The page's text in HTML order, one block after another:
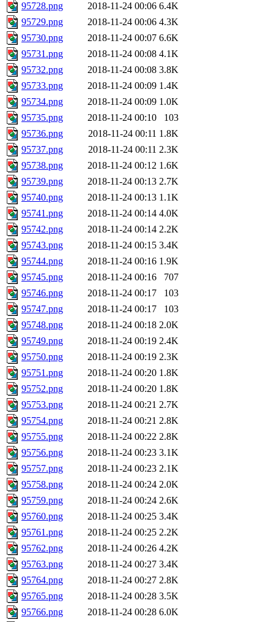
95728.png 2018-11-24 00:06 6.4K
95729.png
2018-11-24 00:06 4.3K
95730.png
2018-11-24 00:07 6.6K
95731.png
2018-11-24 00:08 4.1K
95732.png
2018-11-24 00:08 3.8K
95733.png
2018-11-24 00:09 1.4K
95734.png
2018-11-24 00:09 1.0K
95735.png
2018-11-24 00:10
103
95736.png
2018-11-24 00:11 1.8K
95737.png
2018-11-24 00:11 2.3K
95738.png
2018-11-24 00:12 1.6K
95739.png
2018-11-24 00:13 2.7K
95740.png
2018-11-24 00:13 1.1K
95741.png
2018-11-24 00:14 4.0K
95742.png
2018-11-24 00:14 2.2K
95743.png
2018-11-24 00:15 3.4K
95744.png
2018-11-24 00:16 1.9K
95745.png
2018-11-24 00:16
707
95746.png
2018-11-24 00:17
103
95747.png
2018-11-24 00:17
103
95748.png
2018-11-24 00:18 2.0K
95749.png
2018-11-24 00:19 2.4K
95750.png
2018-11-24 00:19 2.3K
95751.png
2018-11-24 00:20 1.8K
95752.png
2018-11-24 00:20 1.8K
95753.png
2018-11-24 00:21 2.7K
95754.png
2018-11-24 00:21 2.8K
95755.png
2018-11-24 00:22 2.8K
95756.png
2018-11-24 00:23 3.1K
95757.png
2018-11-24 00:23 2.1K
95758.png
2018-11-24 00:24 2.0K
95759.png
2018-11-24 00:24 2.6K
95760.png
2018-11-24 00:25 3.4K
95761.png
2018-11-24 00:25 2.2K
95762.png
2018-11-24 00:26 4.2K
95763.png
2018-11-24 00:27 3.4K
95764.png
2018-11-24 00:27 2.8K
95765.png
2018-11-24 00:28 3.5K
95766.png
2018-11-24 00:28 6.0K